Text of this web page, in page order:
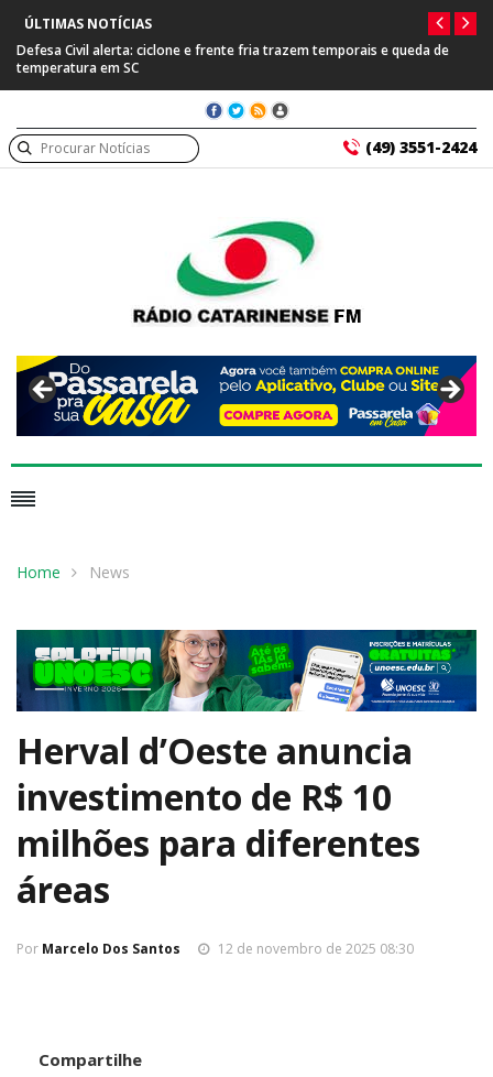
ÚLTIMAS NOTÍCIAS
Defesa Civil alerta: ciclone e frente fria trazem temporais e queda de
temperatura em SC
(49) 3551-2424
Home News
Herval d’Oeste anuncia
investimento de R$ 10
milhões para diferentes
áreas
Por Marcelo Dos Santos 12 de novembro de 2025 08:30
Compartilhe